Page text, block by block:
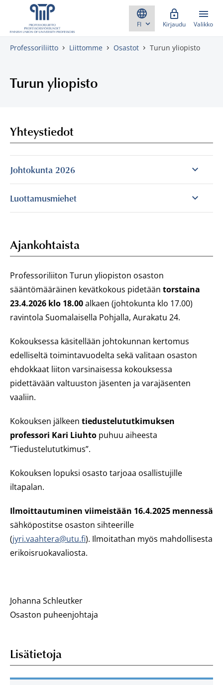
Skippaa sisältö
Kirjaudu Valikko
Professoriliitto Liittomme Osastot Turun yliopisto
Turun yliopisto
Yhteystiedot
Johtokunta 2026
Luottamusmiehet
Ajankohtaista
Professoriliiton Turun yliopiston osaston
sääntömääräinen kevätkokous pidetään torstaina
23.4.2026 klo 18.00alkaen (johtokunta klo 17.00)
ravintola Suomalaisella Pohjalla, Aurakatu 24.
Kokouksessa käsitellään johtokunnan kertomus
edelliseltä toimintavuodelta sekä valitaan osaston
ehdokkaat liiton varsinaisessa kokouksessa
pidettävään valtuuston jäsenten ja varajäsenten
vaaliin.
Kokouksen jälkeen tiedustelututkimuksen
professori Kari Liuhto puhuu aiheesta
”Tiedustelututkimus”.
Kokouksen lopuksi osasto tarjoaa osallistujille
iltapalan.
Ilmoittautuminen viimeistään 16.4.2025 mennessä
sähköpostitse osaston sihteerille
(jyri.vaahtera@utu.fi). Ilmoitathan myös mahdollisesta
erikoisruokavaliosta.
Johanna Schleutker
Osaston puheenjohtaja
Lisätietoja